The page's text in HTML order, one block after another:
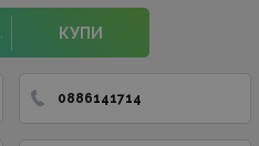
КУПИ
0886141714